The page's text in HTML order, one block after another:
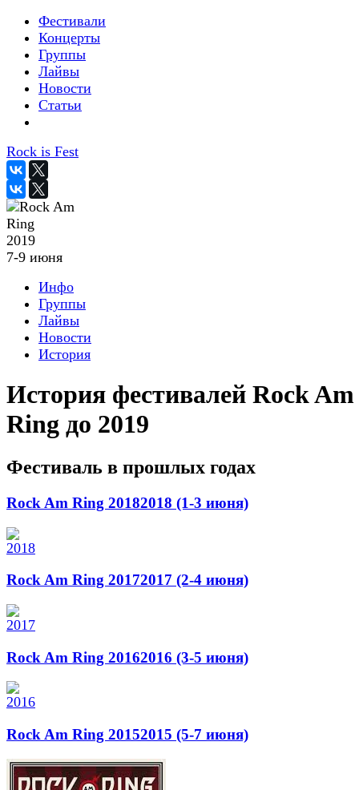
Фестивали
Концерты
Группы
Лайвы
Новости
Статьи
Rock is Fest
2019
7-9 июня
Инфо
Группы
Лайвы
Новости
История
История фестивалей Rock Am
Ring до 2019
Фестиваль в прошлых годах
Rock Am Ring 20182018 (1-3 июня)
Rock Am Ring 20172017 (2-4 июня)
Rock Am Ring 20162016 (3-5 июня)
Rock Am Ring 20152015 (5-7 июня)